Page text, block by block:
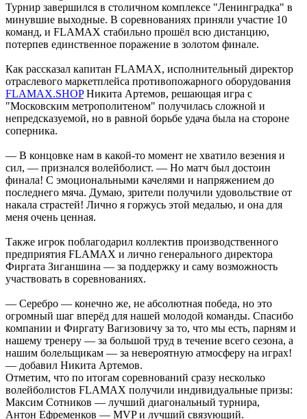
Турнир завершился в столичном комплексе "Ленинградка" в
минувшие выходные. В соревнованиях приняли участие 10
команд, и FLAMAX стабильно прошёл всю дистанцию,
потерпев единственное поражение в золотом финале.
Как рассказал капитан FLAMAX, исполнительный директор
отраслевого маркетплейса противопожарного оборудования
FLAMAX.SHOPНикита Артемов, решающая игра с
"Московским метрополитеном" получилась сложной и
непредсказуемой, но в равной борьбе удача была на стороне
соперника.
— В концовке нам в какой-то момент не хватило везения и
сил, — признался волейболист. — Но матч был достоин
финала! С эмоциональными качелями и напряжением до
последнего мяча. Думаю, зрители получили удовольствие от
накала страстей! Лично я горжусь этой медалью, и она для
меня очень ценная.
Также игрок поблагодарил коллектив производственного
предприятия FLAMAX и лично генерального директора
Фиргата Зиганшина — за поддержку и саму возможность
участвовать в соревнованиях.
— Серебро — конечно же, не абсолютная победа, но это
огромный шаг вперёд для нашей молодой команды. Спасибо
компании и Фиргату Вагизовичу за то, что мы есть, парням и
нашему тренеру — за большой труд в течение всего сезона, а
нашим болельщикам — за невероятную атмосферу на играх!
— добавил Никита Артемов.
Отметим, что по итогам соревнований сразу несколько
волейболистов FLAMAX получили индивидуальные призы:
Максим Сотников — лучший диагональный турнира,
Антон Ефременков — MVP и лучший связующий.